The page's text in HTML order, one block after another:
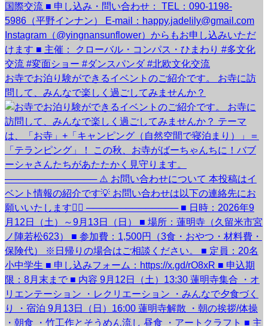
お寺でお泊り験ができるイベントのご紹介です。 お寺に訪
問して、みんなで楽しく過ごしてみませんか？